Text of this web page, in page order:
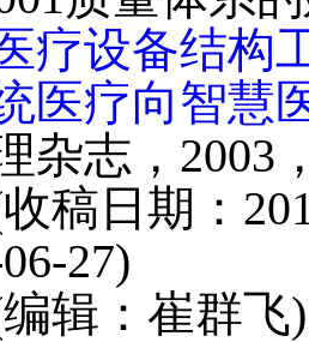
疗设备结构
医疗向智慧
杂志，2003
日期：
27)
：崔群飞)